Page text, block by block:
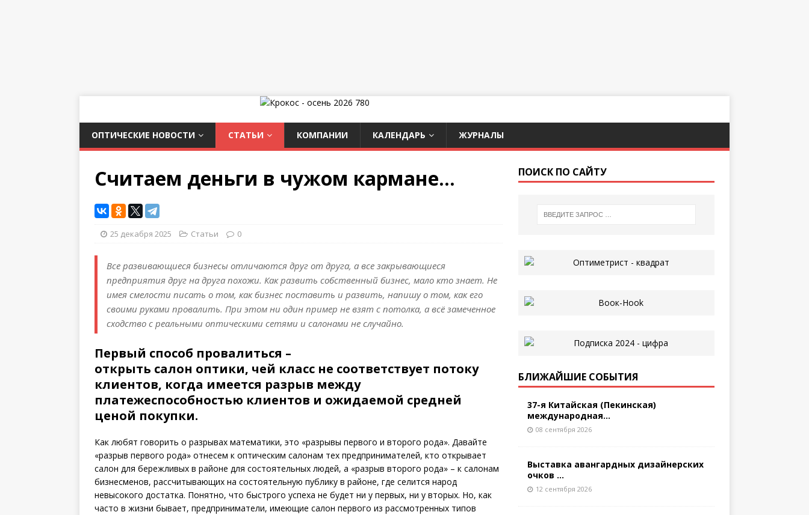
ОПТИЧЕСКИЕ НОВОСТИ СТАТЬИ КОМПАНИИ КАЛЕНДАРЬ ЖУРНАЛЫ
Считаем деньги в чужом кармане…
25 декабря 2025 Статьи 0
Все развивающиеся бизнесы отличаются друг от друга, а все закрывающиеся
предприятия друг на друга похожи. Как развить собственный бизнес, мало кто знает. Не
имея смелости писать о том, как бизнес поставить и развить, напишу о том, как его
своими руками провалить. При этом ни один пример не взят с потолка, а всё замеченное
сходство с реальными оптическими сетями и салонами не случайно.
Первый способ провалиться –
открыть салон оптики, чей класс не соответствует потоку
клиентов, когда имеется разрыв между
платежеспособностью клиентов и ожидаемой средней
ценой покупки.
Как любят говорить о разрывах математики, это «разрывы первого и второго рода». Давайте
«разрыв первого рода» отнесем к оптическим салонам тех предпринимателей, кто открывает
салон для бережливых в районе для состоятельных людей, а «разрыв второго рода» – к салонам
бизнесменов, рассчитывающих на состоятельную публику в районе, где селится народ
невысокого достатка. Понятно, что быстрого успеха не будет ни у первых, ни у вторых. Но, как
часто в жизни бывает, предприниматели, имеющие салон первого из рассмотренных типов
ПОИСК ПО САЙТУ
БЛИЖАЙШИЕ СОБЫТИЯ
37-я Китайская (Пекинская)
международная...
08 сентября 2026
Выставка авангардных дизайнерских
очков ...
12 сентября 2026